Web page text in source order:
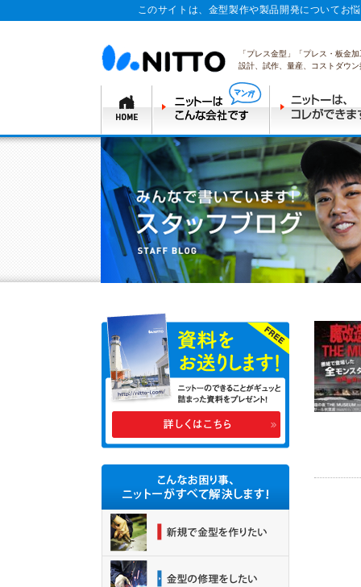
このサイトは、金型製作や製品開発についてお
「プレス金型」「プレス・板金
設計、試作、量産、コストダウ